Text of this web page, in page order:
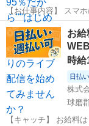
【お仕事内容】 スマ
（17LIVE／Pococha
——————————— 配
———————————
熊本 球磨郡
お
時給
日払い
株式
球磨
【キャッチ】 お給料